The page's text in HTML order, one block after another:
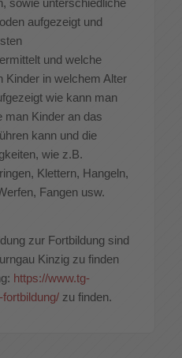
sowie unterschiedliche
aufgezeigt und
und welche
Kinder in welchem Alter
wie kann man
man Kinder an das
kann und die
wie z.B.
Klettern, Hangeln,
Fangen usw.
zur Fortbildung sind
Kinzig zu finden
https://www.tg-
zu finden.